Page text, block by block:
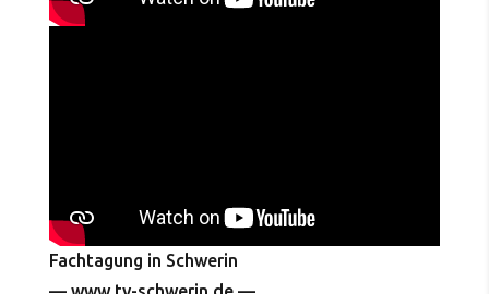
Fachtagung in Schwerin